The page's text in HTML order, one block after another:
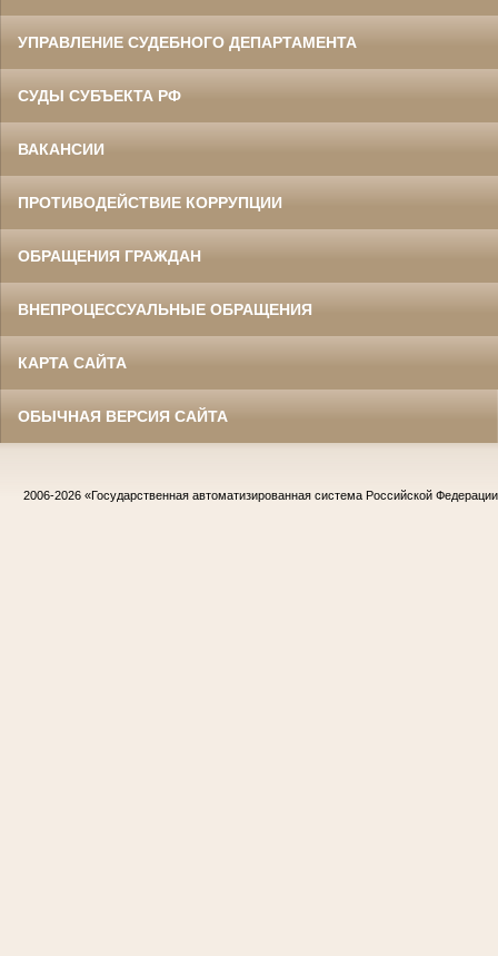
УПРАВЛЕНИЕ СУДЕБНОГО ДЕПАРТАМЕНТА
СУДЫ СУБЪЕКТА РФ
ВАКАНСИИ
ПРОТИВОДЕЙСТВИЕ КОРРУПЦИИ
ОБРАЩЕНИЯ ГРАЖДАН
ВНЕПРОЦЕССУАЛЬНЫЕ ОБРАЩЕНИЯ
КАРТА САЙТА
ОБЫЧНАЯ ВЕРСИЯ САЙТА
2006-2026 «Государственная автоматизированная система Российской